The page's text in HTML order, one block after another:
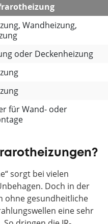
Wandheizung,
oder Deckenheizung
für Wand- oder
sorgt bei vielen
Doch in der
ohne gesundheitliche
eine sehr